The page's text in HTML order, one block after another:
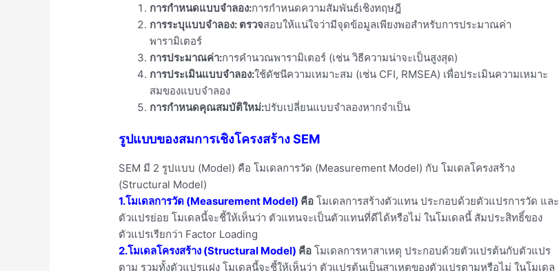
การกำหนดแบบจำลอง:การกำหนดความสัมพันธ์เชิงทฤษฎี
การระบุแบบจำลอง: ตรวจสอบให้แน่ใจว่ามีจุดข้อมูลเพียงพอสำหรับการประมาณค่า
พารามิเตอร์
การประมาณค่า:การคำนวณพารามิเตอร์ (เช่น วิธีความน่าจะเป็นสูงสุด)
การประเมินแบบจำลอง:ใช้ดัชนีความเหมาะสม (เช่น CFI, RMSEA) เพื่อประเมินความเหมาะ
สมของแบบจำลอง
การกำหนดคุณสมบัติใหม่:ปรับเปลี่ยนแบบจำลองหากจำเป็น
รูปแบบของสมการเชิงโครงสร้าง SEM
SEM มี 2 รูปแบบ (Model) คือ โมเดลการวัด (Measurement Model) กับ โมเดลโครงสร้าง
(Structural Model)
1.โมเดลการวัด (Measurement Model) คือ โมเดลการสร้างตัวแทน ประกอบด้วยตัวแปรการวัด และ
ตัวแปรย่อย โมเดลนี้จะชี้ให้เห็นว่า ตัวแทนจะเป็นตัวแทนที่ดีได้หรือไม่ ในโมเดลนี้ สัมประสิทธิ์ของ
ตัวแปรเรียกว่า Factor Loading
2.โมเดลโครงสร้าง (Structural Model) คือ โมเดลการหาสาเหตุ ประกอบด้วยตัวแปรต้นกับตัวแปร
ตาม รวมทั้งตัวแปรแฝง โมเดลนี้จะชี้ให้เห็นว่า ตัวแปรต้นเป็นสาเหตุของตัวแปรตามหรือไม่ ในโมเดล